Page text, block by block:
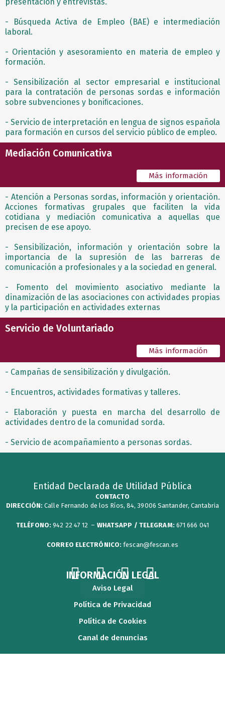
- Búsqueda Activa de Empleo (BAE) e intermediación
laboral.
- Orientación y asesoramiento en materia de empleo y
formación.
- Sensibilización al sector empresarial e institucional
para la contratación de personas sordas e información
sobre subvenciones y boniﬁcaciones.
- Servicio de interpretación en lengua de signos española
para formación en cursos del servicio público de empleo.
Mediación Comunicativa
Más información
- Atención a Personas sordas, información y orientación.
Acciones formativas grupales que faciliten la vida
cotidiana y mediación comunicativa a aquellas que
precisen de ese apoyo.
- Sensibilización, información y orientación sobre la
importancia de la supresión de las barreras de
comunicación a profesionales y a la sociedad en general.
- Fomento del movimiento asociativo mediante la
dinamización de las asociaciones con actividades propias
y la participación en actividades externas
Servicio de Voluntariado
Más información
- Campañas de sensibilización y divulgación.
- Encuentros, actividades formativas y talleres.
- Elaboración y puesta en marcha del desarrollo de
actividades dentro de la comunidad sorda.
- Servicio de acompañamiento a personas sordas.
Entidad Declarada de Utilidad Pública
CONTACTO
DIRECCIÓN: Calle Fernando de los Ríos, 84, 39006 Santander, Cantabria
TELÉFONO: 942 22 47 12 – WHATSAPP / TELEGRAM: 671 666 041
CORREO ELECTRÓNICO: fescan@fescan.es
F
c
e
b
o
T
w
i
t
t
e
Y
o
u
t
u
b
I
s
g
INFORMACIÓN LEGAL
Aviso Legal
Política de Privacidad
Política de Cookies
Canal de denuncias